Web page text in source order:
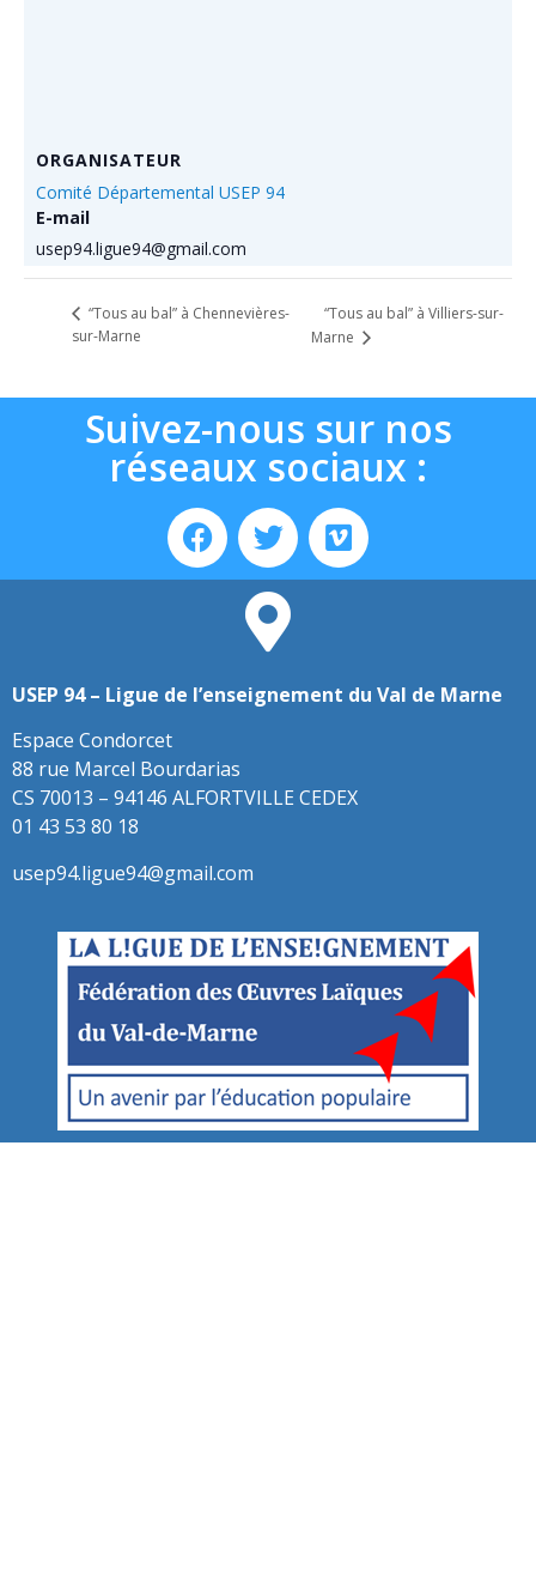
ORGANISATEUR
Comité Départemental USEP 94
E-mail
usep94.ligue94@gmail.com
“Tous au bal” à Chennevières-
sur-Marne
“Tous au bal” à Villiers-sur-
Marne
Suivez-nous sur nos
réseaux sociaux :
USEP 94 – Ligue de l’enseignement du Val de Marne
Espace Condorcet
88 rue Marcel Bourdarias
CS 70013 – 94146 ALFORTVILLE CEDEX
01 43 53 80 18
usep94.ligue94@gmail.com